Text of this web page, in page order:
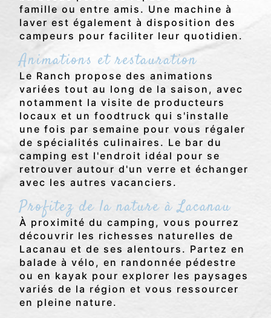
famille ou entre amis. Une machine à
laver est également à disposition des
campeurs pour faciliter leur quotidien.
Animations et restauration
Le Ranch propose des animations
variées tout au long de la saison, avec
notamment la visite de producteurs
locaux et un foodtruck qui s'installe
une fois par semaine pour vous régaler
de spécialités culinaires. Le bar du
camping est l'endroit idéal pour se
retrouver autour d'un verre et échanger
avec les autres vacanciers.
Profitez de la nature à Lacanau
À proximité du camping, vous pourrez
découvrir les richesses naturelles de
Lacanau et de ses alentours. Partez en
balade à vélo, en randonnée pédestre
ou en kayak pour explorer les paysages
variés de la région et vous ressourcer
en pleine nature.